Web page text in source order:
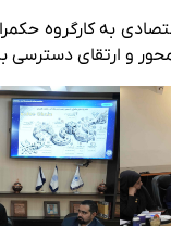
آمار و اطلاعات
و ارتقای دسترسی